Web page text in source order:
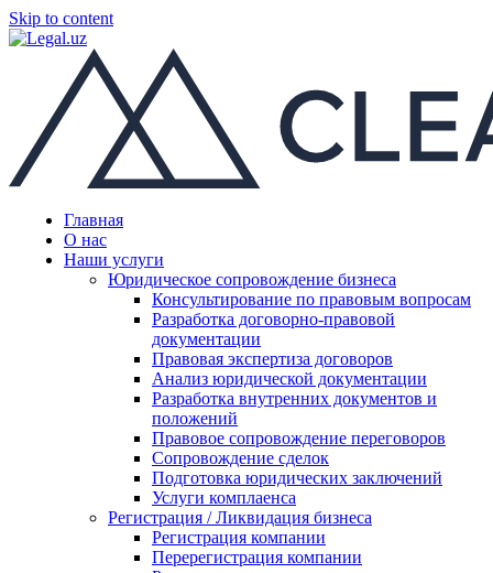
Skip to content
Главная
О нас
Наши услуги
Юридическое сопровождение бизнеса
Консультирование по правовым вопросам
Разработка договорно-правовой
документации
Правовая экспертиза договоров
Анализ юридической документации
Разработка внутренних документов и
положений
Правовое сопровождение переговоров
Сопровождение сделок
Подготовка юридических заключений
Услуги комплаенса
Регистрация / Ликвидация бизнеса
Регистрация компании
Перерегистрация компании